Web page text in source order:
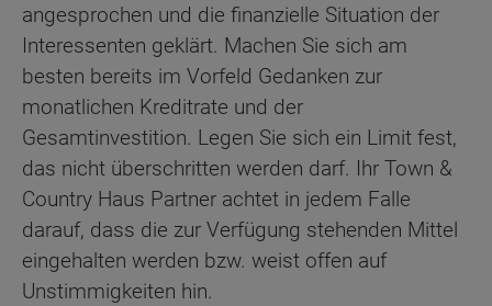
angesprochen und die finanzielle Situation der
Interessenten geklärt. Machen Sie sich am
besten bereits im Vorfeld Gedanken zur
monatlichen Kreditrate und der
Gesamtinvestition. Legen Sie sich ein Limit fest,
das nicht überschritten werden darf. Ihr Town &
Country Haus Partner achtet in jedem Falle
darauf, dass die zur Verfügung stehenden Mittel
eingehalten werden bzw. weist offen auf
Unstimmigkeiten hin.